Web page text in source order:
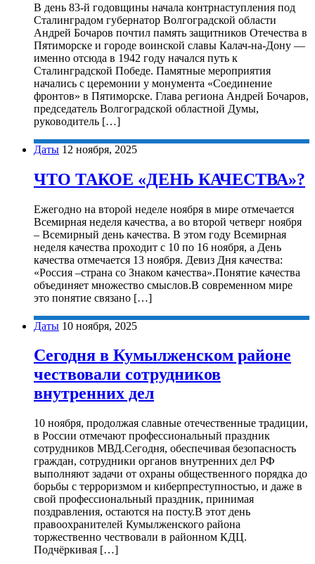
В день 83-й годовщины начала контрнаступления под
Сталинградом губернатор Волгоградской области
Андрей Бочаров почтил память защитников Отечества в
Пятиморске и городе воинской славы Калач-на-Дону —
именно отсюда в 1942 году начался путь к
Сталинградской Победе. Памятные мероприятия
начались с церемонии у монумента «Соединение
фронтов» в Пятиморске. Глава региона Андрей Бочаров,
председатель Волгоградской областной Думы,
руководитель […]
Даты 12 ноября, 2025
ЧТО ТАКОЕ «ДЕНЬ КАЧЕСТВА»?
Ежегодно на второй неделе ноября в мире отмечается
Всемирная неделя качества, а во второй четверг ноября
– Всемирный день качества. В этом году Всемирная
неделя качества проходит с 10 по 16 ноября, а День
качества отмечается 13 ноября. Девиз Дня качества:
«Россия –страна со Знаком качества».Понятие качества
объединяет множество смыслов.В современном мире
это понятие связано […]
Даты 10 ноября, 2025
Сегодня в Кумылженском районе
чествовали сотрудников
внутренних дел
10 ноября, продолжая славные отечественные традиции,
в России отмечают профессиональный праздник
сотрудников МВД.Сегодня, обеспечивая безопасность
граждан, сотрудники органов внутренних дел РФ
выполняют задачи от охраны общественного порядка до
борьбы с терроризмом и киберпреступностью, и даже в
свой профессиональный праздник, принимая
поздравления, остаются на посту.В этот день
правоохранителей Кумылженского района
торжественно чествовали в районном КДЦ.
Подчёркивая […]